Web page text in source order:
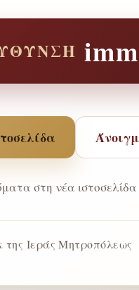
στη νέα ιστοσελίδα
της Ιεράς Μητροπόλεως